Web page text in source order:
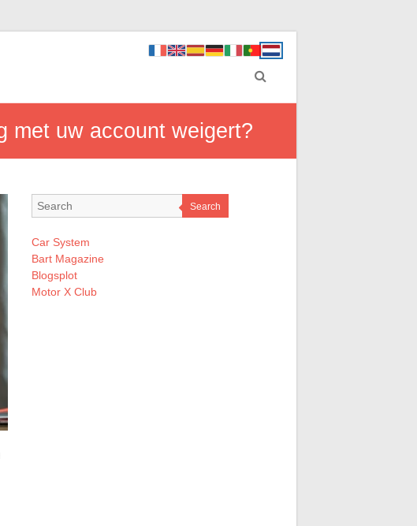
met uw account weigert?
Search
Car System
Bart Magazine
Blogsplot
Motor X Club